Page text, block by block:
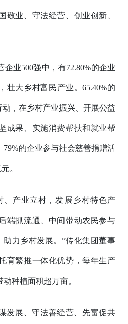
敬业、守法经营、创业创新、
业500强中，有72.80%的企业
壮大乡村富民产业。65.40%的
，在乡村产业振兴、开展公益
成果、实施消费帮扶和就业帮
的企业参与社会慈善捐赠活
。
产业立村，发展乡村特色产
端抓流通、中间带动农民参与
助力乡村发展。”传化集团董事
育繁推一体化优势，每年生产
种植面积超万亩。
展、守法善经营、先富促共